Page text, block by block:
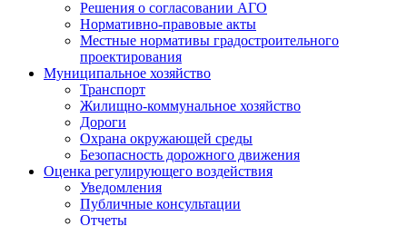
Решения о согласовании АГО
Нормативно-правовые акты
Местные нормативы градостроительного
проектирования
Муниципальное хозяйство
Транспорт
Жилищно-коммунальное хозяйство
Дороги
Охрана окружающей среды
Безопасность дорожного движения
Оценка регулирующего воздействия
Уведомления
Публичные консультации
Отчеты